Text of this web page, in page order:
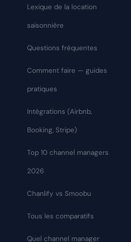
Lexique de la location
saisonnière
Questions fréquentes
Comment faire — guides
pratiques
Intégrations (Airbnb,
Booking, Stripe)
Top 10 channel managers
2026
Chanlify vs Smoobu
Tous les comparatifs
Quel channel manager